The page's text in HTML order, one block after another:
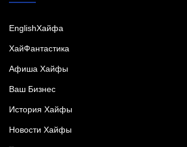
EnglishХайфа
XайФантастика
Афиша Хайфы
Ваш Бизнес
История Хайфы
Новости Хайфы